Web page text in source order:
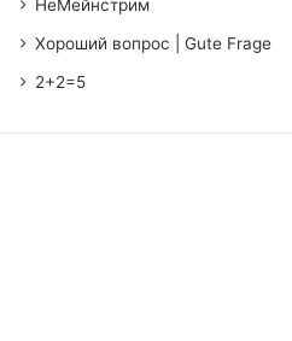
НеМейнстрим
Хороший вопрос | Gute Frage
2+2=5